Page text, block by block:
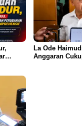
La Ode
Anggaran